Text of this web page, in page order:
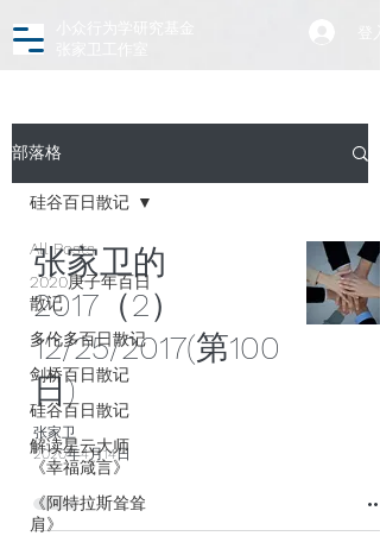
部落格
All Posts
2020庚子年百日
散记
多伦多百日散记
剑桥百日散记
硅谷百日散记
解读星云大师
《幸福箴言》
《阿特拉斯耸耸
肩》
硅谷百日散记
张家卫的
2017（2）
12/25/2017(第100
日)
张家卫
2020年4月14日